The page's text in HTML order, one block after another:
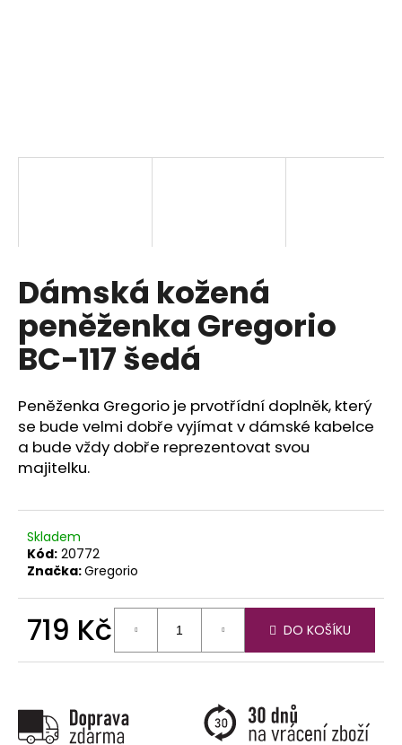
Dámská kožená
peněženka Gregorio
BC-117 šedá
Peněženka Gregorio je prvotřídní doplněk, který
se bude velmi dobře vyjímat v dámské kabelce
a bude vždy dobře reprezentovat svou
majitelku.
Skladem
Kód: 20772
Značka:Gregorio
719 Kč DO KOŠÍKU
D
o
p
o
r
č
u
j
e
e